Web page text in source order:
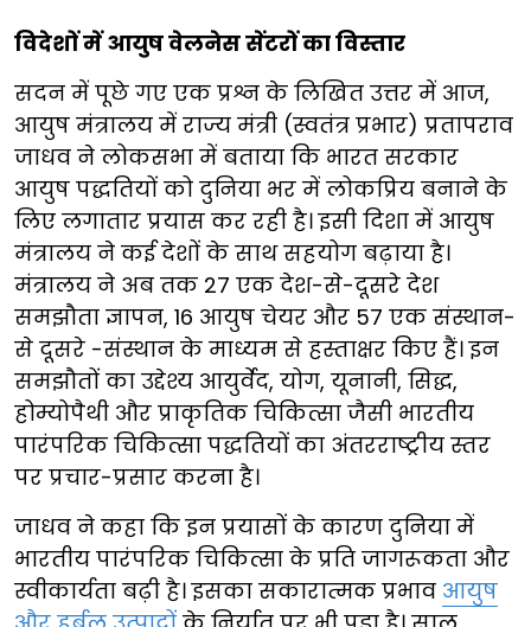
विदेशों में आयुष वेलनेस सेंटरों का विस्तार
सदन में पूछे गए एक प्रश्न के लिखित उत्तर में आज,
आयुष मंत्रालय में राज्य मंत्री (स्वतंत्र प्रभार) प्रतापराव
जाधव ने लोकसभा में बताया कि भारत सरकार
आयुष पद्धतियों को दुनिया भर में लोकप्रिय बनाने के
लिए लगातार प्रयास कर रही है। इसी दिशा में आयुष
मंत्रालय ने कई देशों के साथ सहयोग बढ़ाया है।
मंत्रालय ने अब तक 27 एक देश-से-दूसरे देश
समझौता ज्ञापन, 16 आयुष चेयर और 57 एक संस्थान-
से दूसरे -संस्थान के माध्यम से हस्ताक्षर किए हैं। इन
समझौतों का उद्देश्य आयुर्वेद, योग, यूनानी, सिद्ध,
होम्योपैथी और प्राकृतिक चिकित्सा जैसी भारतीय
पारंपरिक चिकित्सा पद्धतियों का अंतरराष्ट्रीय स्तर
पर प्रचार-प्रसार करना है।
जाधव ने कहा कि इन प्रयासों के कारण दुनिया में
भारतीय पारंपरिक चिकित्सा के प्रति जागरूकता और
स्वीकार्यता बढ़ी है। इसका सकारात्मक प्रभाव आयुष